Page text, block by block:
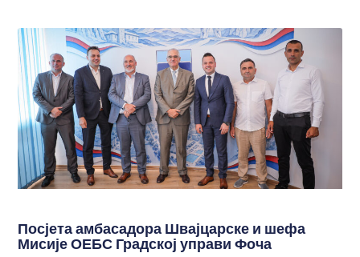
Посјета амбасадора Швајцарске и шефа
Мисије ОЕБС Градској управи Фоча